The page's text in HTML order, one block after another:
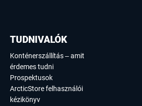
TUDNIVALÓK
Konténerszállítás – amit
érdemes tudni
Prospektusok
ArcticStore felhasználói
kézikönyv